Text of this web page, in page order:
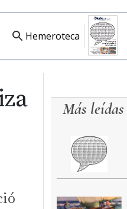
Hemeroteca
Más leídas